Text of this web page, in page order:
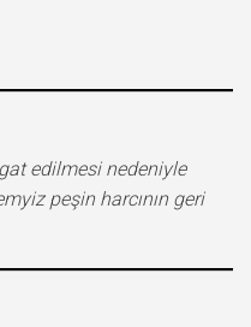
edilmesi nedeniyle
peşin harcının geri